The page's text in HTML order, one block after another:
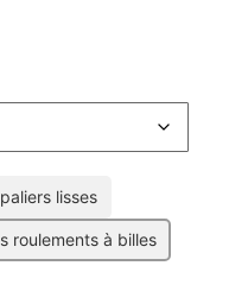
lisses
roulements à billes